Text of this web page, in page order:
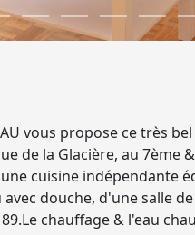
vous propose ce
de la Glacière, au
cuisine indépendante
douche, d'une salle
chauffage & l'eau